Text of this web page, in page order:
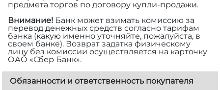
предмета торгов по договору купли-продажи.
Внимание! Банк может взимать комиссию за
перевод денежных средств согласно тарифам
банка (какую именно уточняйте, пожалуйста, в
своем банке). Возврат задатка физическому
лицу без комиссии осуществляется на карточку
ОАО «Сбер Банк».
Обязанности и ответственность покупателя